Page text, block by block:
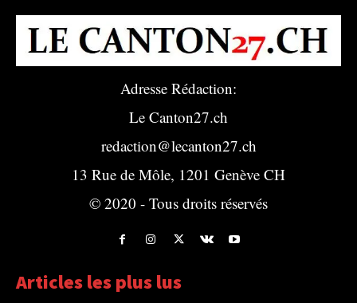
Adresse Rédaction:
Le Canton27.ch
redaction@lecanton27.ch
13 Rue de Môle, 1201 Genève CH
© 2020 - Tous droits réservés
Articles les plus lus